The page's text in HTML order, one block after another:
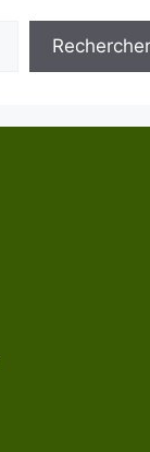
Rechercher